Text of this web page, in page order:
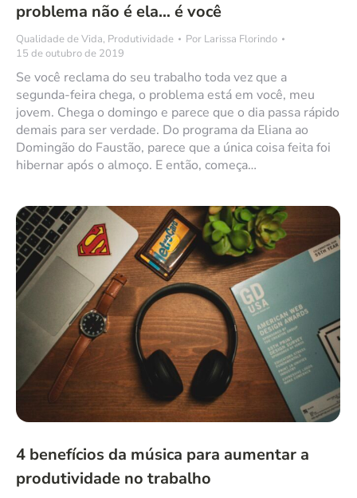
problema não é ela… é você
Qualidade de Vida, Produtividade Por Larissa Florindo
15 de outubro de 2019
Se você reclama do seu trabalho toda vez que a
segunda-feira chega, o problema está em você, meu
jovem. Chega o domingo e parece que o dia passa rápido
demais para ser verdade. Do programa da Eliana ao
Domingão do Faustão, parece que a única coisa feita foi
hibernar após o almoço. E então, começa…
4 benefícios da música para aumentar a
produtividade no trabalho